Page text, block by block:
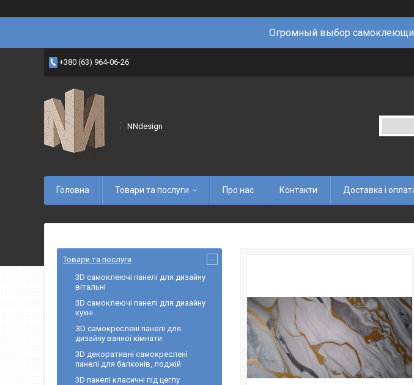
Огромный выбор
+380 (63) 964-06-26
NNdesign
Головна Товари та послуги Про нас Контакти Доставка і
Товари та послуги
3D самоклеючі панелі для дизайну
вітальні
3D самоклеючі панелі для дизайну
кухні
ЗD самокреслені панелі для
дизайну ванної кімнати
3D декоративні самокреслені
панелі для балконів, лоджій
3D панелі класичні під цеглу